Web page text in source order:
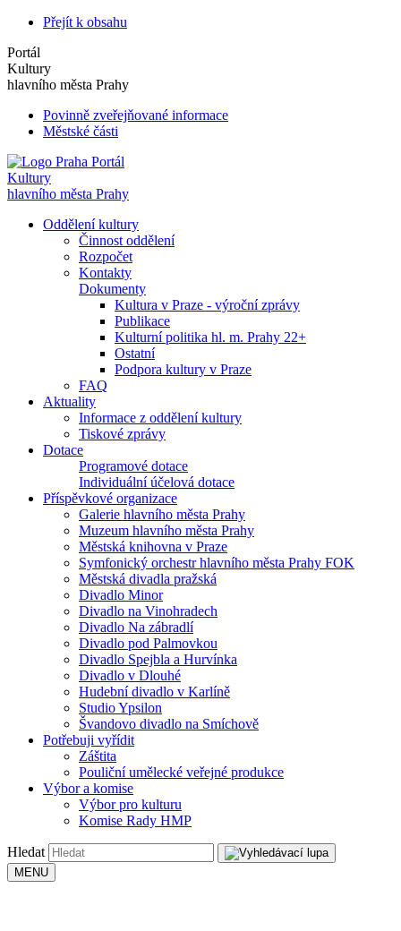
Přejít k obsahu
Portál
Kultury
hlavního města Prahy
Povinně zveřejňované informace
Městské části
Portál
Kultury
hlavního města Prahy
Oddělení kultury
Činnost oddělení
Rozpočet
Kontakty
Dokumenty
Kultura v Praze - výroční zprávy
Publikace
Kulturní politika hl. m. Prahy 22+
Ostatní
Podpora kultury v Praze
FAQ
Aktuality
Informace z oddělení kultury
Tiskové zprávy
Dotace
Programové dotace
Individuální účelová dotace
Příspěvkové organizace
Galerie hlavního města Prahy
Muzeum hlavního města Prahy
Městská knihovna v Praze
Symfonický orchestr hlavního města Prahy FOK
Městská divadla pražská
Divadlo Minor
Divadlo na Vinohradech
Divadlo Na zábradlí
Divadlo pod Palmovkou
Divadlo Spejbla a Hurvínka
Divadlo v Dlouhé
Hudební divadlo v Karlíně
Studio Ypsilon
Švandovo divadlo na Smíchově
Potřebuji vyřídit
Záštita
Pouliční umělecké veřejné produkce
Výbor a komise
Výbor pro kulturu
Komise Rady HMP
Hledat
MENU